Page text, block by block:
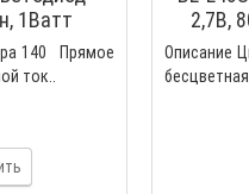
1Ватт
140 Прямое
ток..
2,7В,
Описание